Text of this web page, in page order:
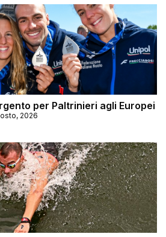
per Paltrinieri agli Europei
2026